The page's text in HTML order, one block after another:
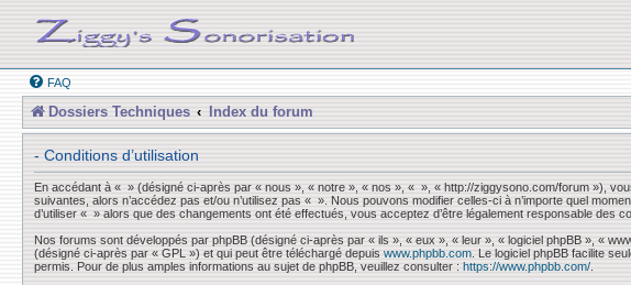
FAQ
Dossiers Techniques Index du forum
- Conditions d’utilisation
En accédant à « » (désigné ci-après par « nous », « notre », « nos », « », « http://ziggysono.com/forum »),
suivantes, alors n’accédez pas et/ou n’utilisez pas « ». Nous pouvons modifier celles-ci à n’importe quel
d’utiliser « » alors que des changements ont été effectués, vous acceptez d’être légalement responsable des
Nos forums sont développés par phpBB (désigné ci-après par « ils », « eux », « leur », « logiciel phpBB », «
(désigné ci-après par « GPL ») et qui peut être téléchargé depuis www.phpbb.com . Le logiciel phpBB facilite
permis. Pour de plus amples informations au sujet de phpBB, veuillez consulter : https://www.phpbb.com/